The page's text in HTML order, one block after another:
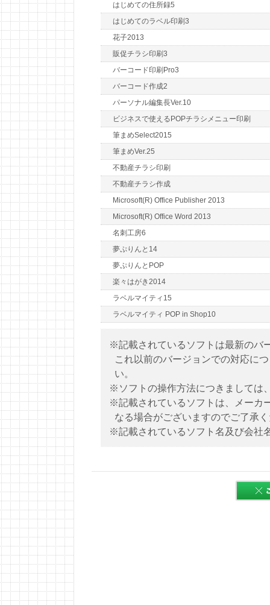
はじめての住所録5
はじめてのラベル印刷3
花子2013
販促チラシ印刷3
バーコード印刷Pro3
バーコード作成2
パーソナル編集長Ver.10
ビジネスで使えるPOPチラシメニュー印刷
筆まめSelect2015
筆まめVer.25
不動産チラシ印刷
不動産チラシ作成
Microsoft(R) Office Publisher 2013
Microsoft(R) Office Word 2013
名刺工房6
夢ぷりんと14
夢ぷりんとPOP
楽々はがき2014
ラベルマイティ15
ラベルマイティ POP in Shop10
※記載されているソフトは最新のバ
これ以前のバージョンでの対応に
い。
※ソフトの操作方法につきましては
※記載されているソフトは、メーカ
なる場合がございますのでご了承
※記載されているソフト名及び会社